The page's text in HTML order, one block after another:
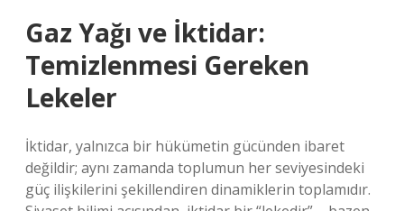
Gaz Yağı ve İktidar:
Temizlenmesi Gereken
Lekeler
İktidar, yalnızca bir hükümetin gücünden ibaret
değildir; aynı zamanda toplumun her seviyesindeki
güç ilişkilerini şekillendiren dinamiklerin toplamıdır.